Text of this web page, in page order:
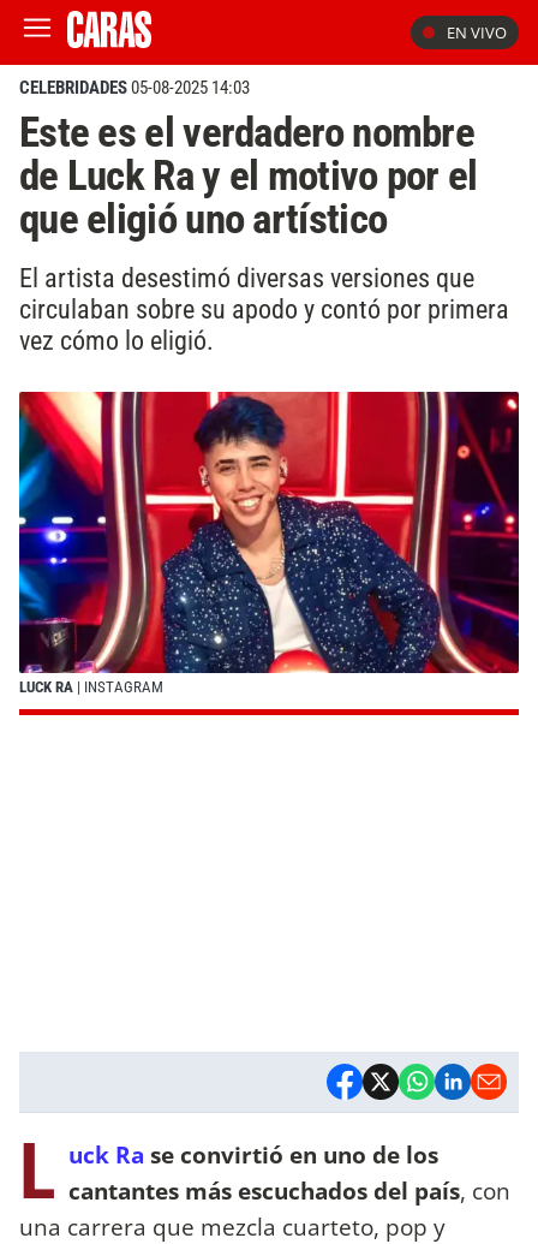
EN VIVO
CELEBRIDADES05-08-2025 14:03
Este es el verdadero nombre
de Luck Ra y el motivo por el
que eligió uno artístico
El artista desestimó diversas versiones que
circulaban sobre su apodo y contó por primera
vez cómo lo eligió.
LUCK RA | INSTAGRAM
L uck Ra se convirtió en uno de los
cantantes más escuchados del país, con
una carrera que mezcla cuarteto, pop y